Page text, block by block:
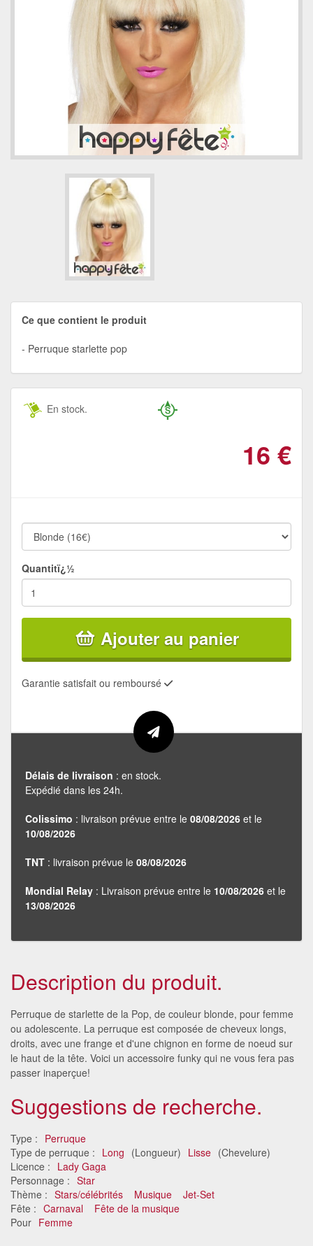
Ce que contient le produit
Perruque starlette pop
En stock.
16 €
Quantitï¿½
Ajouter au panier
Garantie satisfait ou remboursé
Délais de livraison : en stock.
Expédié dans les 24h.
Colissimo : livraison prévue entre le 08/08/2026 et le
10/08/2026
TNT : livraison prévue le 08/08/2026
Mondial Relay : Livraison prévue entre le 10/08/2026 et le
13/08/2026
Description du produit.
Perruque de starlette de la Pop, de couleur blonde, pour femme
ou adolescente. La perruque est composée de cheveux longs,
droits, avec une frange et d'une chignon en forme de noeud sur
le haut de la tête. Voici un accessoire funky qui ne vous fera pas
passer inaperçue!
Suggestions de recherche.
Type : Perruque
Type de perruque : Long (Longueur) Lisse (Chevelure)
Licence : Lady Gaga
Personnage : Star
Thème : Stars/célébrités Musique
Jet-Set
Fête : Carnaval
Fête de la musique
Pour Femme